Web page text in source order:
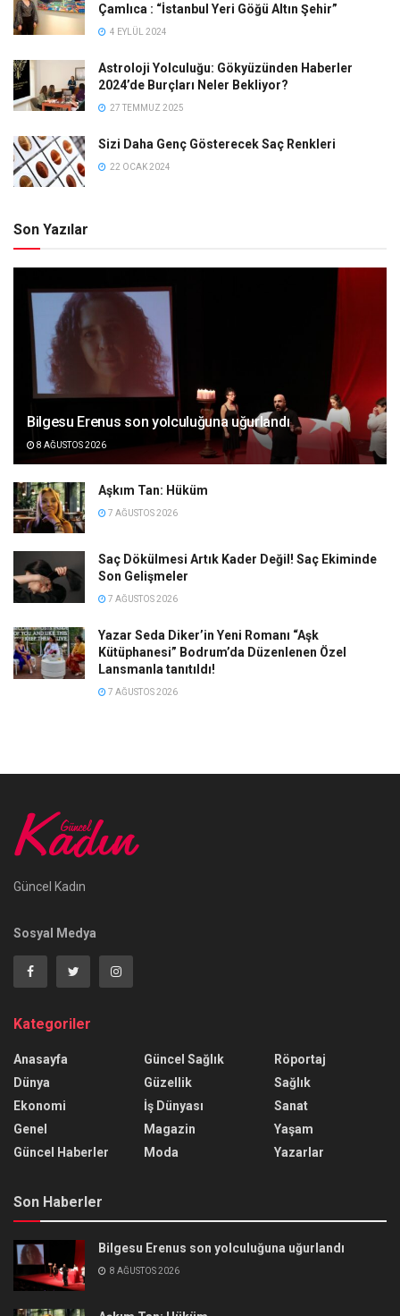
Çamlıca : “İstanbul Yeri Göğü Altın Şehir”
4 EYLÜL 2024
Astroloji Yolculuğu: Gökyüzünden Haberler
2024’de Burçları Neler Bekliyor?
27 TEMMUZ 2025
Sizi Daha Genç Gösterecek Saç Renkleri
22 OCAK 2024
Son Yazılar
Bilgesu Erenus son yolculuğuna uğurlandı
8 AĞUSTOS 2026
Aşkım Tan: Hüküm
7 AĞUSTOS 2026
Saç Dökülmesi Artık Kader Değil! Saç Ekiminde
Son Gelişmeler
7 AĞUSTOS 2026
Yazar Seda Diker’in Yeni Romanı “Aşk
Kütüphanesi” Bodrum’da Düzenlenen Özel
Lansmanla tanıtıldı!
7 AĞUSTOS 2026
Güncel Kadın
Sosyal Medya
Kategoriler
Anasayfa
Dünya
Ekonomi
Genel
Güncel Haberler
Güncel Sağlık
Güzellik
İş Dünyası
Magazin
Moda
Röportaj
Sağlık
Sanat
Yaşam
Yazarlar
Son Haberler
Bilgesu Erenus son yolculuğuna uğurlandı
8 AĞUSTOS 2026